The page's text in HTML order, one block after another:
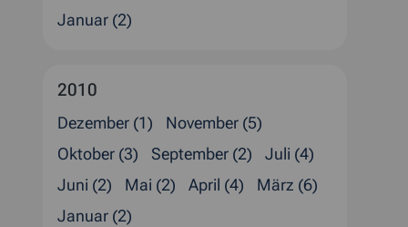
Januar (2)
2010
Dezember (1)
November (5)
Oktober (3)
September (2)
Juli (4)
Juni (2)
Mai (2) April (4)
März (6)
Januar (2)